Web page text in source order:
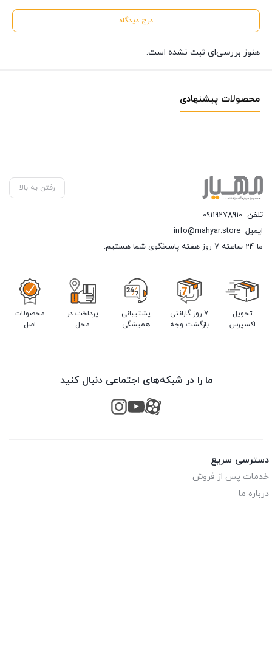
درج دیدگاه
هنوز بررسی‌ای ثبت نشده است.
محصولات پیشنهادی
رفتن به بالا
تلفن 09119278910
ایمیل info@mahyar.store
ما 24 ساعته 7 روز هفته پاسخگوی شما هستیم.
تحویل
اکسپرس
7 روز گارانتی
بازگشت وجه
پشتیبانی
همیشگی
پرداخت در
محل
محصولات
اصل
ما را در شبکه‌های اجتماعی دنبال کنید
دسترسی سریع
خدمات پس از فروش
درباره ما